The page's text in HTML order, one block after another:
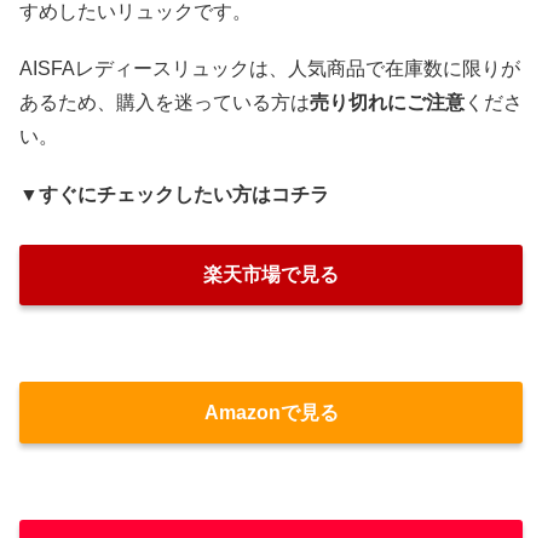
すめしたいリュックです。
AISFAレディースリュックは、人気商品で在庫数に限りが
あるため、購入を迷っている方は売り切れにご注意 くださ
い。
▼すぐにチェックしたい方はコチラ
楽天市場で見る
Amazonで見る